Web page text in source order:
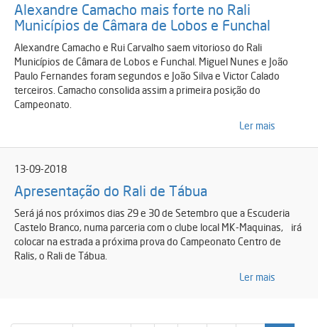
Alexandre Camacho mais forte no Rali
Municípios de Câmara de Lobos e Funchal
Alexandre Camacho e Rui Carvalho saem vitorioso do Rali
Municípios de Câmara de Lobos e Funchal. Miguel Nunes e João
Paulo Fernandes foram segundos e João Silva e Victor Calado
terceiros. Camacho consolida assim a primeira posição do
Campeonato.
Ler mais
13-09-2018
Apresentação do Rali de Tábua
Será já nos próximos dias 29 e 30 de Setembro que a Escuderia
Castelo Branco, numa parceria com o clube local MK-Maquinas, irá
colocar na estrada a próxima prova do Campeonato Centro de
Ralis, o Rali de Tábua.
Ler mais